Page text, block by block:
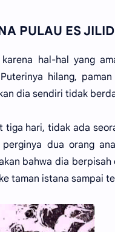
PULAU ES
hal-hal yang
hilang,
dia sendiri tidak
tiga hari, tidak ada
dua orang
bahwa dia
taman istana sampai